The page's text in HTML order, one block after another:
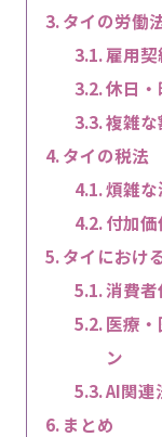
タイの労働
雇用
休日
複雑
タイの税法
煩雑
付加価
タイにおけ
消費
医療
ン
AI関連
まとめ